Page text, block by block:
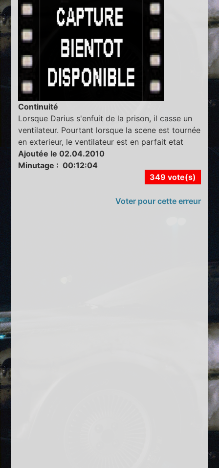
Continuité
Lorsque Darius s'enfuit de la prison, il casse un
ventilateur. Pourtant lorsque la scene est tournée
en exterieur, le ventilateur est en parfait etat
Ajoutée le 02.04.2010
Minutage : 00:12:04
349 vote(s)
Voter pour cette erreur